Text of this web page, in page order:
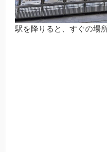
駅を降りると、すぐの場